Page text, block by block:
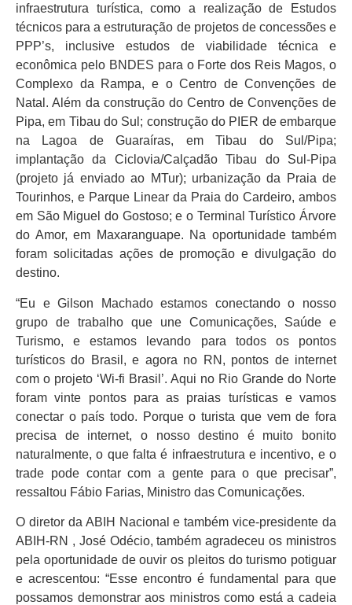
infraestrutura turística, como a realização de Estudos
técnicos para a estruturação de projetos de concessões e
PPP’s, inclusive estudos de viabilidade técnica e
econômica pelo BNDES para o Forte dos Reis Magos, o
Complexo da Rampa, e o Centro de Convenções de
Natal. Além da construção do Centro de Convenções de
Pipa, em Tibau do Sul; construção do PIER de embarque
na Lagoa de Guaraíras, em Tibau do Sul/Pipa;
implantação da Ciclovia/Calçadão Tibau do Sul-Pipa
(projeto já enviado ao MTur); urbanização da Praia de
Tourinhos, e Parque Linear da Praia do Cardeiro, ambos
em São Miguel do Gostoso; e o Terminal Turístico Árvore
do Amor, em Maxaranguape. Na oportunidade também
foram solicitadas ações de promoção e divulgação do
destino.
“Eu e Gilson Machado estamos conectando o nosso
grupo de trabalho que une Comunicações, Saúde e
Turismo, e estamos levando para todos os pontos
turísticos do Brasil, e agora no RN, pontos de internet
com o projeto ‘Wi-fi Brasil’. Aqui no Rio Grande do Norte
foram vinte pontos para as praias turísticas e vamos
conectar o país todo. Porque o turista que vem de fora
precisa de internet, o nosso destino é muito bonito
naturalmente, o que falta é infraestrutura e incentivo, e o
trade pode contar com a gente para o que precisar”,
ressaltou Fábio Farias, Ministro das Comunicações.
O diretor da ABIH Nacional e também vice-presidente da
ABIH-RN , José Odécio, também agradeceu os ministros
pela oportunidade de ouvir os pleitos do turismo potiguar
e acrescentou: “Esse encontro é fundamental para que
possamos demonstrar aos ministros como está a cadeia